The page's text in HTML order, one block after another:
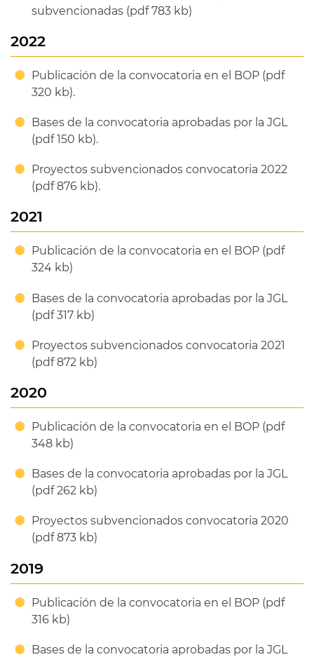
subvencionadas (pdf 783 kb)
2022
Publicación de la convocatoria en el BOP (pdf
320 kb).
Bases de la convocatoria aprobadas por la JGL
(pdf 150 kb).
Proyectos subvencionados convocatoria 2022
(pdf 876 kb).
2021
Publicación de la convocatoria en el BOP (pdf
324 kb)
Bases de la convocatoria aprobadas por la JGL
(pdf 317 kb)
Proyectos subvencionados convocatoria 2021
(pdf 872 kb)
2020
Publicación de la convocatoria en el BOP (pdf
348 kb)
Bases de la convocatoria aprobadas por la JGL
(pdf 262 kb)
Proyectos subvencionados convocatoria 2020
(pdf 873 kb)
2019
Publicación de la convocatoria en el BOP (pdf
316 kb)
Bases de la convocatoria aprobadas por la JGL